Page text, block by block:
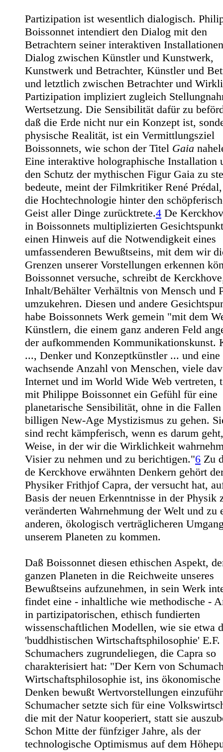
Partizipation ist wesentlich dialogisch.
Boissonnet intendiert den Dialog mit den
Betrachtern seiner interaktiven
Dialog zwischen Künstler und Kunstwerk,
Kunstwerk und Betrachter, Künstler und
und letztlich zwischen Betrachter und
Partizipation impliziert zugleich
Wertsetzung. Die Sensibilität dafür zu
daß die Erde nicht nur ein Konzept ist,
physische Realität, ist ein Vermittlungsziel
Boissonnets, wie schon der Titel Gaia
Eine interaktive holographische Installation
den Schutz der mythischen Figur Gaia zu
bedeute, meint der Filmkritiker René
die Hochtechnologie hinter den
Geist aller Dinge zurücktrete.4 De
in Boissonnets multiplizierten
einen Hinweis auf die Notwendigkeit eines
umfassenderen Bewußtseins, mit dem wir
Grenzen unserer Vorstellungen erkennen
Boissonnet versuche, schreibt de
Inhalt/Behälter Verhältnis von Mensch und
umzukehren. Diesen und andere
habe Boissonnets Werk gemein "mit dem
Künstlern, die einem ganz anderen Feld
der aufkommenden Kommunikationskunst.
..., Denker und Konzeptkünstler ... und eine
wachsende Anzahl von Menschen, viele
Internet und im World Wide Web vertreten,
mit Philippe Boissonnet ein Gefühl für eine
planetarische Sensibilität, ohne in die Fallen
billigen New-Age Mystizismus zu gehen.
sind recht kämpferisch, wenn es darum
Weise, in der wir die Wirklichkeit
Visier zu nehmen und zu berichtigen."6 Zu
de Kerckhove erwähnten Denkern gehört
Physiker Frithjof Capra, der versucht hat,
Basis der neuen Erkenntnisse in der Physik
veränderten Wahrnehmung der Welt und zu
anderen, ökologisch verträglicheren
unserem Planeten zu kommen.
Daß Boissonnet diesen ethischen Aspekt,
ganzen Planeten in die Reichweite unseres
Bewußtseins aufzunehmen, in sein Werk
findet eine - inhaltliche wie methodische -
in partizipatorischen, ethisch fundierten
wissenschaftlichen Modellen, wie sie etwa
'buddhistischen Wirtschaftsphilosophie' E.F.
Schumachers zugrundeliegen, die Capra so
charakterisiert hat: "Der Kern von
Wirtschaftsphilosophie ist, ins ökonomische
Denken bewußt Wertvorstellungen
Schumacher setzte sich für eine
die mit der Natur kooperiert, statt sie
Schon Mitte der fünfziger Jahre, als der
technologische Optimismus auf dem